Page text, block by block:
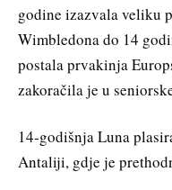
godine izazvala veliku
Wimbledona do 14
postala prvakinja
zakoračila je u
14-godišnja Luna
Antaliji, gdje je